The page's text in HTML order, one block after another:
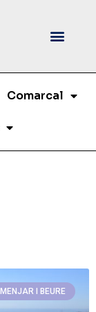
Comarcal
MENJAR I BEURE